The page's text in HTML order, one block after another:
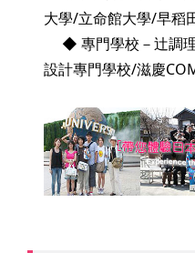
大學/立命館大學/早稻
◆ 專門學校－辻調
設計專門學校/滋慶